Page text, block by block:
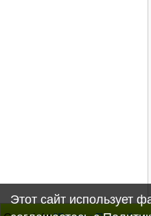
Этот сайт использует